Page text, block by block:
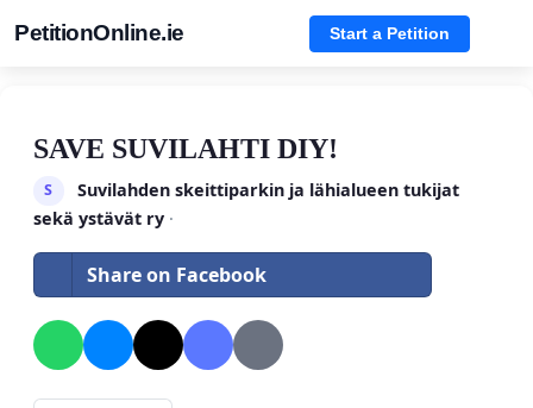
PetitionOnline.ie Start a Petition
SAVE SUVILAHTI DIY!
S
Suvilahden skeittiparkin ja lähialueen tukijat
sekä ystävät ry ·
Share on Facebook